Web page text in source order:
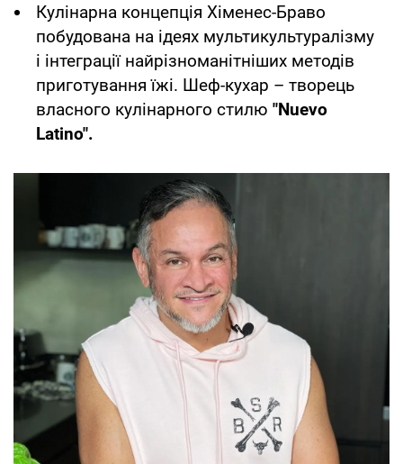
Кулінарна концепція Хіменес-Браво
побудована на ідеях мультикультуралізму
і інтеграції найрізноманітніших методів
приготування їжі. Шеф-кухар – творець
власного кулінарного стилю "Nuevo
Latino".